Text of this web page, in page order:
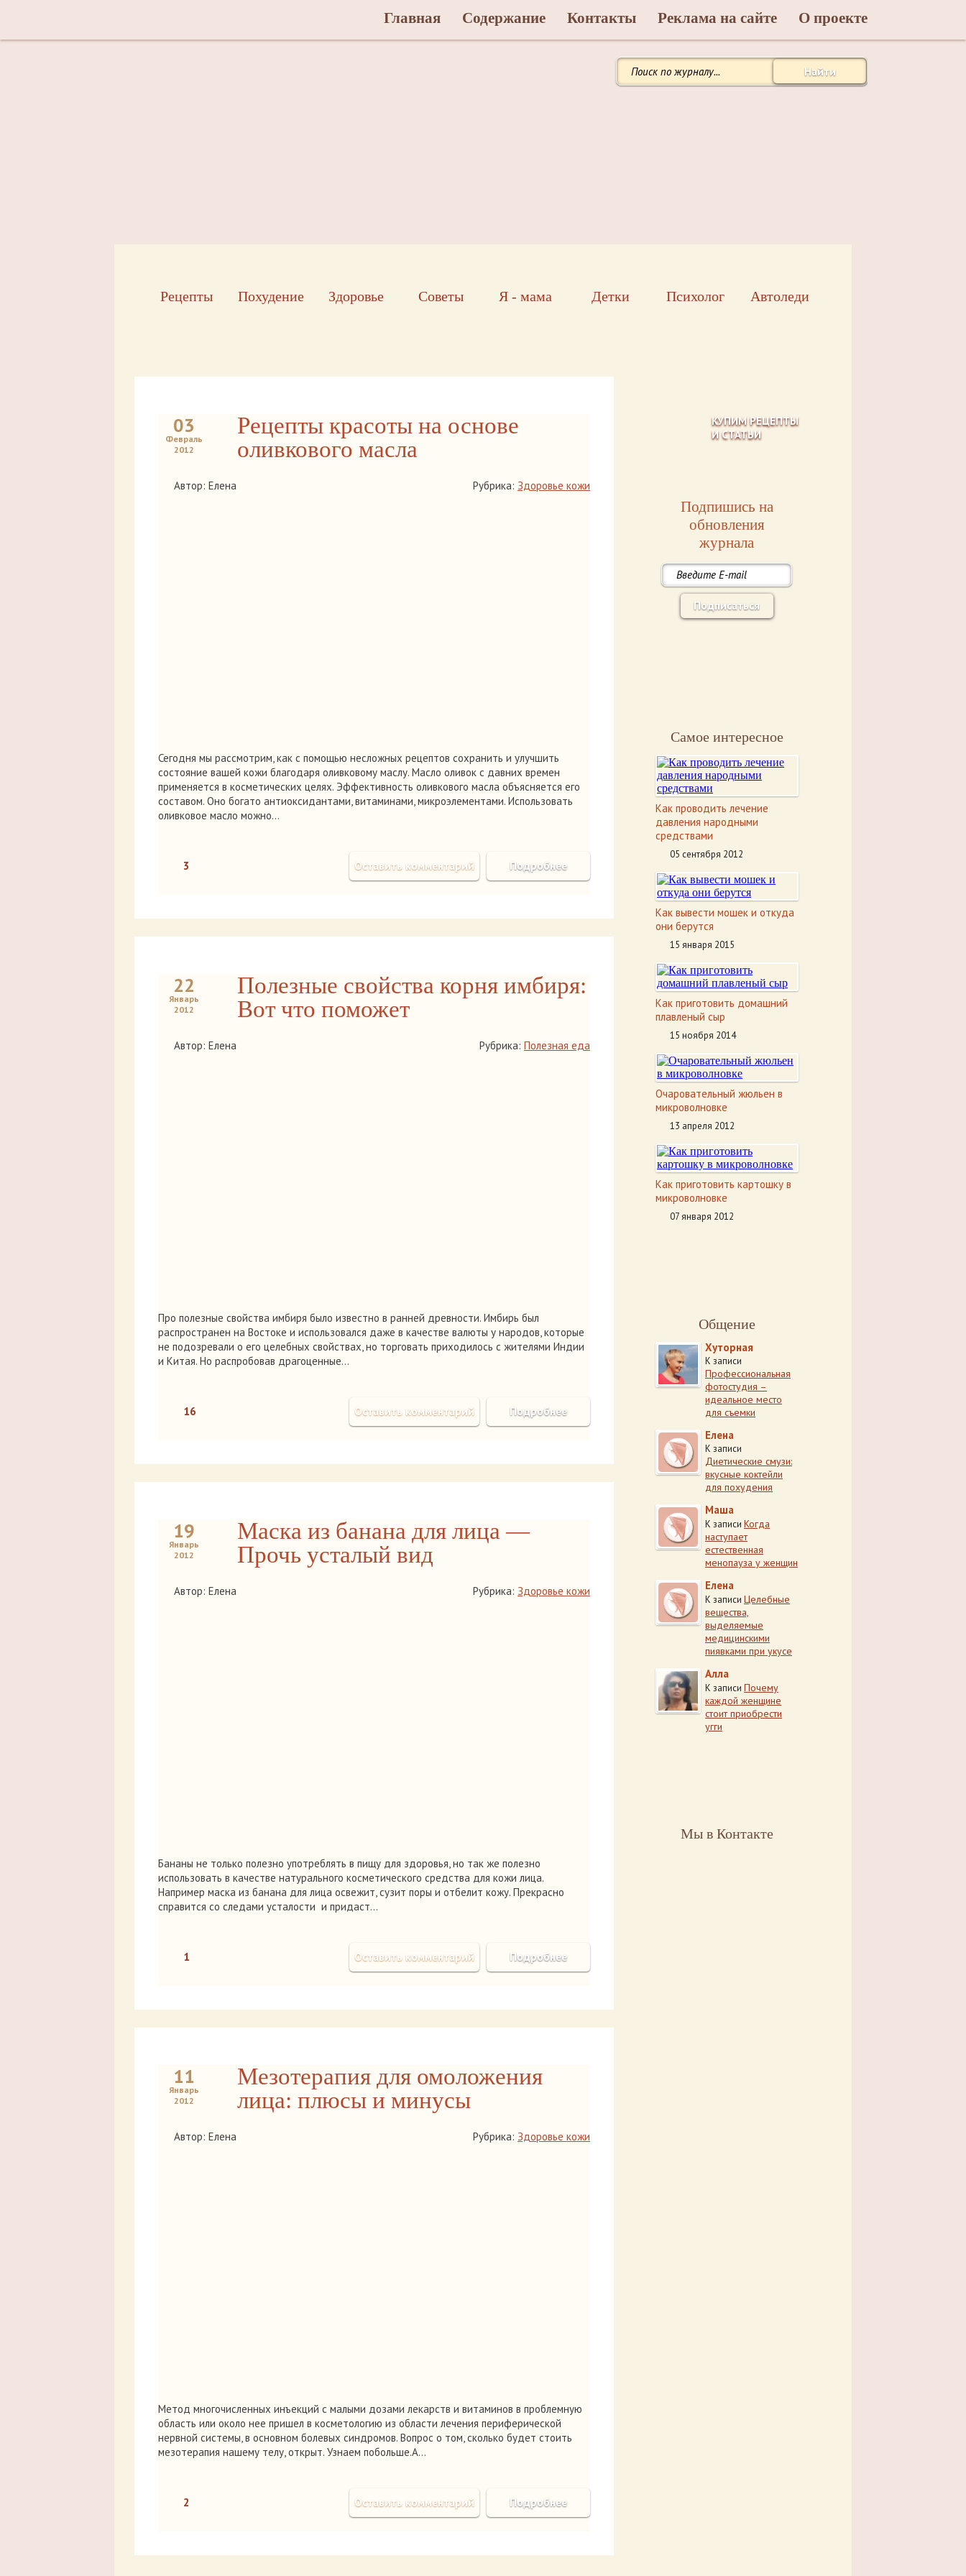
Главная Содержание Контакты Реклама на сайте О проекте
Найти
Рецепты Похудение Здоровье Советы Я - мама Детки Психолог Автоледи
03
Февраль
2012
Рецепты красоты на основе
оливкового масла
Автор: Елена Рубрика: Здоровье кожи
Сегодня мы рассмотрим, как с помощью несложных рецептов сохранить и улучшить
состояние вашей кожи благодаря оливковому маслу. Масло оливок с давних времен
применяется в косметических целях. Эффективность оливкового масла объясняется его
составом. Оно богато антиоксидантами, витаминами, микроэлементами. Использовать
оливковое масло можно…
3 Подробнее
Оставить комментарий
22
Январь
2012
Полезные свойства корня имбиря:
Вот что поможет
Автор: Елена Рубрика: Полезная еда
Про полезные свойства имбиря было известно в ранней древности. Имбирь был
распространен на Востоке и использовался даже в качестве валюты у народов, которые
не подозревали о его целебных свойствах, но торговать приходилось с жителями Индии
и Китая. Но распробовав драгоценные…
16 Подробнее
Оставить комментарий
19
Январь
2012
Маска из банана для лица —
Прочь усталый вид
Автор: Елена Рубрика: Здоровье кожи
Бананы не только полезно употреблять в пищу для здоровья, но так же полезно
использовать в качестве натурального косметического средства для кожи лица.
Например маска из банана для лица освежит, сузит поры и отбелит кожу. Прекрасно
справится со следами усталости и придаст…
1 Подробнее
Оставить комментарий
11
Январь
2012
Мезотерапия для омоложения
лица: плюсы и минусы
Автор: Елена Рубрика: Здоровье кожи
Метод многочисленных инъекций с малыми дозами лекарств и витаминов в проблемную
область или около нее пришел в косметологию из области лечения периферической
нервной системы, в основном болевых синдромов. Вопрос о том, сколько будет стоить
мезотерапия нашему телу, открыт. Узнаем побольше.А…
2 Подробнее
Оставить комментарий
КУПИМ РЕЦЕПТЫ
И СТАТЬИ
Подпишись на
обновления
журнала
Подписаться
Самое интересное
Как проводить лечение
давления народными
средствами
05 сентября 2012
Как вывести мошек и откуда
они берутся
15 января 2015
Как приготовить домашний
плавленый сыр
15 ноября 2014
Очаровательный жюльен в
микроволновке
13 апреля 2012
Как приготовить картошку в
микроволновке
07 января 2012
Общение
Хуторная
К записи
Профессиональная
фотостудия –
идеальное место
для съемки
Елена
К записи
Диетические смузи:
вкусные коктейли
для похудения
Маша
К записи Когда
наступает
естественная
менопауза у женщин
Елена
К записи Целебные
вещества,
выделяемые
медицинскими
пиявками при укусе
Алла
К записи Почему
каждой женщине
стоит приобрести
угги
Мы в Контакте